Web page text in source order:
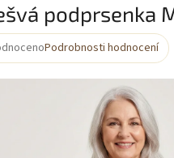
podprsenka
Podrobnosti hodnocení